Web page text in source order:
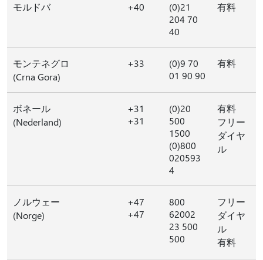
モルドバ +40
(0)21
204 70
40
有料
モンテネグロ
(Crna Gora)
+33
(0)9 70
01 90 90
有料
ボネール
(Nederland)
+31
+31
(0)20
500
1500
(0)800
020593
4
有料
フリー
ダイヤ
ル
ノルウェー
(Norge)
+47
+47
800
62002
23 500
500
フリー
ダイヤ
ル
有料